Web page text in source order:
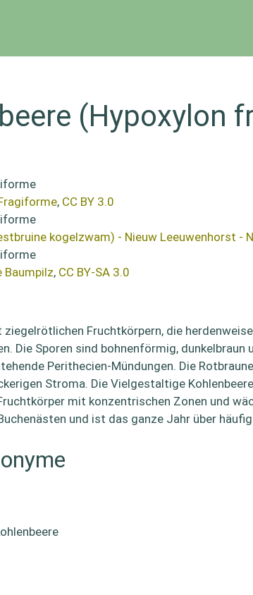
(Hypoxylon
, CC BY 3.0
kogelzwam) - Nieuw Leeuwenhorst -
Baumpilz, CC BY-SA 3.0
Fruchtkörpern, die
Die Sporen sind bohnenförmig,
Perithecien-Mündungen. Die
Stroma. Die Vielgestaltige
mit konzentrischen Zonen und
und ist das ganze Jahr über